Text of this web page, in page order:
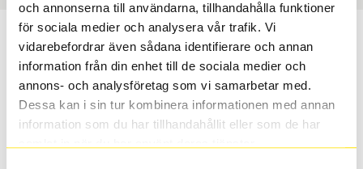
och annonserna till användarna, tillhandahålla funktioner
för sociala medier och analysera vår trafik. Vi
vidarebefordrar även sådana identifierare och annan
information från din enhet till de sociala medier och
annons- och analysföretag som vi samarbetar med.
Dessa kan i sin tur kombinera informationen med annan
information som du har tillhandahållit eller som de har
Passar detta däck min bil?
Ange registreringsnummer för att se om det däck du
valt passar din bilmodell. Om du köper däck som skall
sättas på dina befintliga fälgar, se till att kolla en extra